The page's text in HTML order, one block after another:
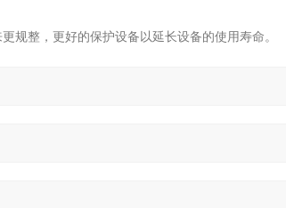
规整，更好的保护设备以延长设备的使用寿命。